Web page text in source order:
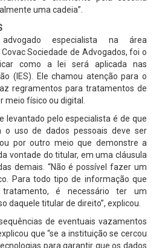
uma cadeia”.
advogado especialista na área
Sociedade de Advogados, foi o
como a lei será aplicada nas
(IES). Ele chamou atenção para o
regramentos para tratamentos de
meio físico ou digital.
levantado pelo especialista é de que
o uso de dados pessoais deve ser
por outro meio que demonstre a
vontade do titular, em uma cláusula
demais. “Não é possível fazer um
Para todo tipo de informação que
é necessário ter um
daquele titular de direito”, explicou.
de eventuais vazamentos
que “se a instituição se cercou
para garantir que os dados